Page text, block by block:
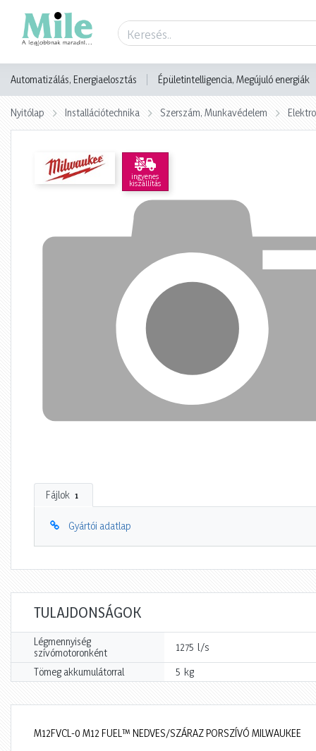
Automatizálás, Energiaelosztás Épületintelligencia, Megújuló energiák
Nyitólap Installációtechnika Szerszám, Munkavédelem
ingyenes
kiszállítás
Fájlok 1
Gyártói adatlap
TULAJDONSÁGOK
Légmennyiség
szívómotoronként
1275 l/s
Tömeg akkumulátorral 5 kg
M12FVCL-0 M12 FUEL™ NEDVES/SZÁRAZ PORSZÍVÓ MILWAUKEE
Termék adatlap